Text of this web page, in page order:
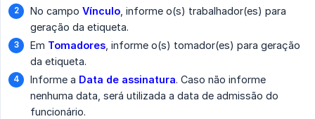
No campo Vínculo , informe o(s) trabalhador(es) para
geração da etiqueta.
Em Tomadores , informe o(s) tomador(es) para geração
da etiqueta.
Informe a Data de assinatura. Caso não informe
nenhuma data, será utilizada a data de admissão do
funcionário.